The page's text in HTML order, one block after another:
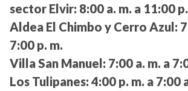
sector Elvir: 8:00 a. m. a 11:00
Aldea El Chimbo y Cerro Azul:
7:00 p. m.
Villa San Manuel: 7:00 a. m. a
Los Tulipanes: 4:00 p. m. a 7:00